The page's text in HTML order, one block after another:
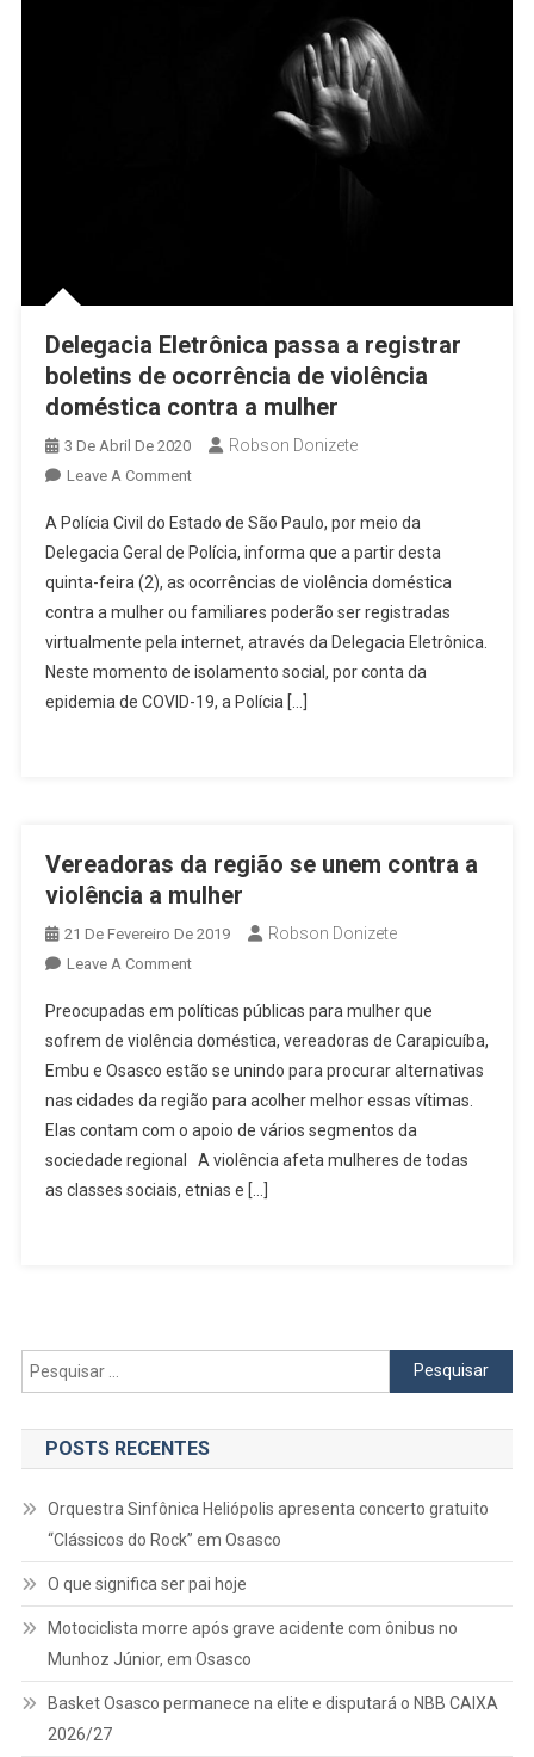
Delegacia Eletrônica passa a registrar
boletins de ocorrência de violência
doméstica contra a mulher
3 De Abril De 2020 Robson Donizete
Leave A CommentOn
Eletrônica
Passa
A
Registrar
Boletins
De
Ocorrência
Mulher
A Polícia Civil do Estado de São Paulo, por meio da
Delegacia Geral de Polícia, informa que a partir desta
quinta-feira (2), as ocorrências de violência doméstica
contra a mulher ou familiares poderão ser registradas
virtualmente pela internet, através da Delegacia Eletrônica.
Neste momento de isolamento social, por conta da
epidemia de COVID-19, a Polícia […]
Vereadoras da região se unem contra a
violência a mulher
21 De Fevereiro De 2019 Robson Donizete
Leave A CommentOn
Da
Região
Se
Unem
Contra
A
Violência
Preocupadas em políticas públicas para mulher que
sofrem de violência doméstica, vereadoras de Carapicuíba,
Embu e Osasco estão se unindo para procurar alternativas
nas cidades da região para acolher melhor essas vítimas.
Elas contam com o apoio de vários segmentos da
sociedade regional A violência afeta mulheres de todas
as classes sociais, etnias e […]
Pesquisar
por:
POSTS RECENTES
Orquestra Sinfônica Heliópolis apresenta concerto gratuito
“Clássicos do Rock” em Osasco
O que significa ser pai hoje
Motociclista morre após grave acidente com ônibus no
Munhoz Júnior, em Osasco
Basket Osasco permanece na elite e disputará o NBB CAIXA
2026/27